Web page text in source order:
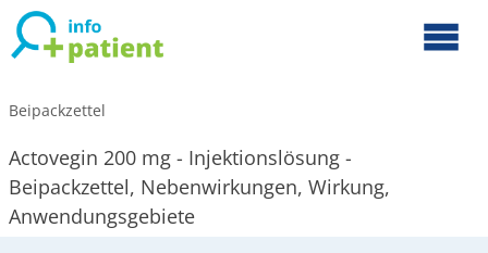
Beipackzettel
Actovegin 200 mg - Injektionslösung -
Beipackzettel, Nebenwirkungen, Wirkung,
Anwendungsgebiete